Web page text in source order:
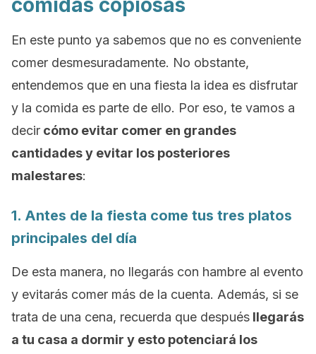
comidas copiosas
En este punto ya sabemos que no es conveniente
comer desmesuradamente. No obstante,
entendemos que en una fiesta la idea es disfrutar
y la comida es parte de ello. Por eso, te vamos a
decir cómo evitar comer en grandes
cantidades y evitar los posteriores
malestares:
1. Antes de la fiesta come tus tres platos
principales del día
De esta manera, no llegarás con hambre al evento
y evitarás comer más de la cuenta. Además, si se
trata de una cena, recuerda que después llegarás
a tu casa a dormir y esto potenciará los